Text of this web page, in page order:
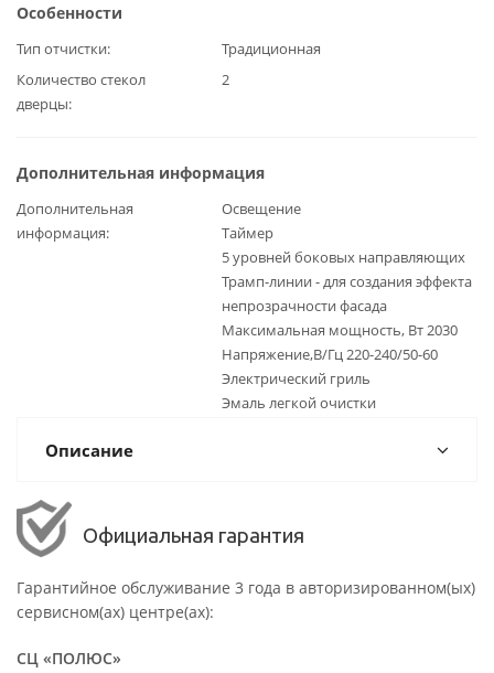
Особенности
Тип отчистки
Традиционная
Количество стекол
дверцы
2
Дополнительная информация
Дополнительная
информация
Освещение
Таймер
5 уровней боковых направляющих
Трамп-линии - для создания эффекта
непрозрачности фасада
Максимальная мощность, Вт 2030
Напряжение,В/Гц 220-240/50-60
Электрический гриль
Эмаль легкой очистки
Описание
Официальная гарантия
Гарантийное обслуживание 3 года в авторизированном(ых)
сервисном(ах) центре(ах):
СЦ «ПОЛЮС»